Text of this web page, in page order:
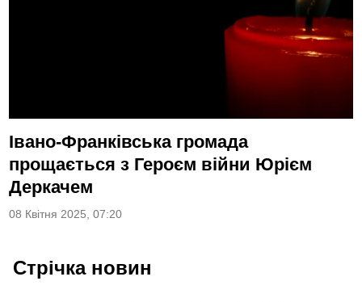
Івано-Франківська громада
прощається з Героєм війни Юрієм
Деркачем
08 Квітня 2025, 07:20
Стрічка новин